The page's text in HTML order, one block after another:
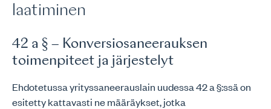
laatiminen
42 a § – Konversiosaneerauksen
toimenpiteet ja järjestelyt
Ehdotetussa yrityssaneerauslain uudessa 42 a §:ssä on
esitetty kattavasti ne määräykset, jotka